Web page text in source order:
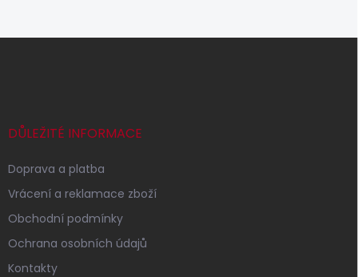
Z
DŮLEŽITÉ INFORMACE
Doprava a platba
Vrácení a reklamace zboží
Obchodní podmínky
Ochrana osobních údajů
Kontakty